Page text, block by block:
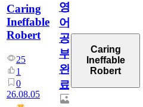
Caring
Ineffable
Robert
25
1
0
26.08.05
영
어
공
부
완
료
Caring
Ineffable
Robert